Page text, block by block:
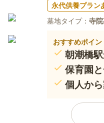
永代供養プラン
墓地タイプ： 寺
おすすめポイン
朝潮橋
保育園
個人か